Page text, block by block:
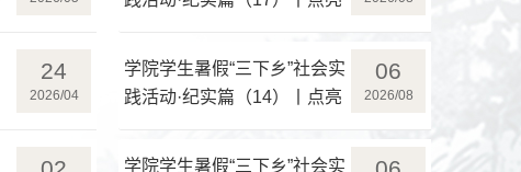
24
02
06
学院学生暑假“三下乡”社会实
践活动·纪实篇（14）丨点亮
06
学院学生暑假“三下乡”社会实